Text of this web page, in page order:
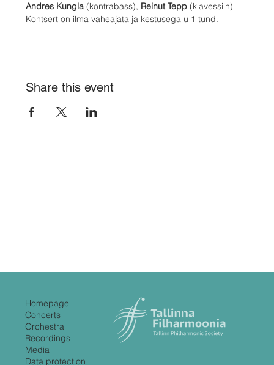
Andres Kungla (kontrabass), Reinut Tepp (klavessiin)
Kontsert on ilma vaheajata ja kestusega u 1 tund.
Share this event
Homepage
Concerts
Orchestra
Recordings
Media
Data protection